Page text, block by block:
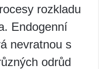
rozkladu
Endogenní
nevratnou s
odrůd